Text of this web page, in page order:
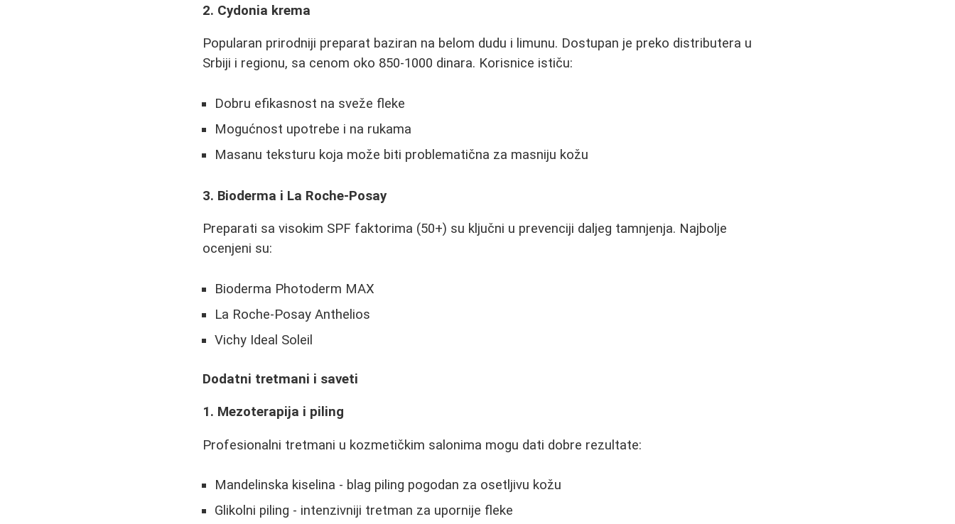
2. Cydonia krema
Popularan prirodniji preparat baziran na belom dudu i limunu. Dostupan je preko distributera u
Srbiji i regionu, sa cenom oko 850-1000 dinara. Korisnice ističu:
Dobru efikasnost na sveže fleke
Mogućnost upotrebe i na rukama
Masanu teksturu koja može biti problematična za masniju kožu
3. Bioderma i La Roche-Posay
Preparati sa visokim SPF faktorima (50+) su ključni u prevenciji daljeg tamnjenja. Najbolje
ocenjeni su:
Bioderma Photoderm MAX
La Roche-Posay Anthelios
Vichy Ideal Soleil
Dodatni tretmani i saveti
1. Mezoterapija i piling
Profesionalni tretmani u kozmetičkim salonima mogu dati dobre rezultate:
Mandelinska kiselina - blag piling pogodan za osetljivu kožu
Glikolni piling - intenzivniji tretman za upornije fleke